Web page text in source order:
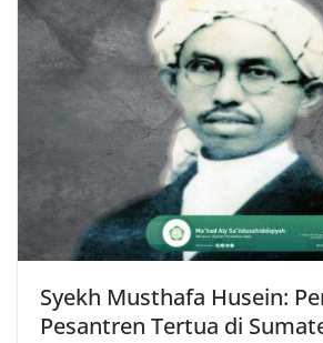
Syekh Musthafa Husein:
Pesantren Tertua di